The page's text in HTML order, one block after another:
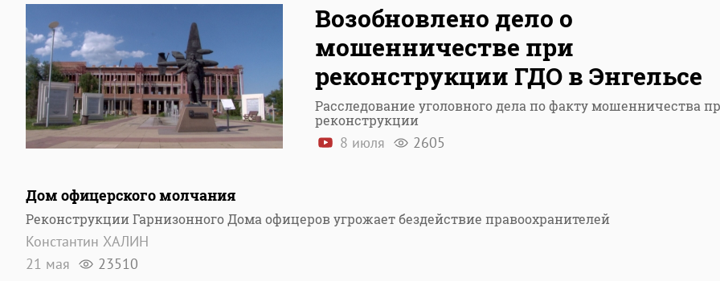
Возобновлено дело о
мошенничестве при
реконструкции ГДО в Энгельсе
Расследование уголовного дела по факту мошенничества
реконструкции
8 июля 2605
Дом офицерского молчания
Реконструкции Гарнизонного Дома офицеров угрожает бездействие правоохранителей
Константин ХАЛИН
21 мая
23510